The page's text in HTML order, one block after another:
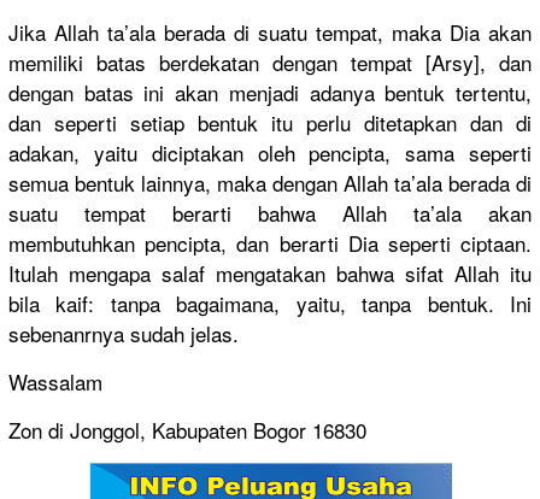
Jika Allah ta’ala berada di suatu tempat, maka Dia akan
memiliki batas berdekatan dengan tempat [Arsy], dan
dengan batas ini akan menjadi adanya bentuk tertentu,
dan seperti setiap bentuk itu perlu ditetapkan dan di
adakan, yaitu diciptakanoleh pencipta, sama seperti
semua bentuk lainnya, maka dengan Allah ta’ala berada di
suatu tempat berarti bahwa Allah ta’ala akan
membutuhkan pencipta, dan berarti Dia seperti ciptaan.
Itulah mengapa salaf mengatakan bahwa sifat Allah itu
bila kaif: tanpa bagaimana, yaitu, tanpa bentuk. Ini
sebenanrnya sudah jelas.
Wassalam
Zon di Jonggol, Kabupaten Bogor 16830